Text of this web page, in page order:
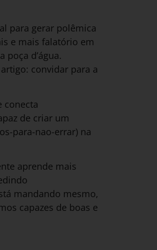
para gerar polêmica
e mais falatório em
d’água.
convidar para a
conecta
de criar um
para-nao-errar) na
aprende mais
mandando mesmo,
capazes de boas e